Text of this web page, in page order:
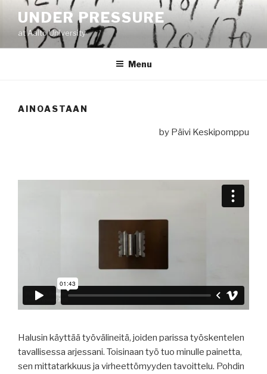
content
UNDER PRESSURE
at Aalto University
Menu
AINOASTAAN
by Päivi Keskipomppu
Halusin käyttää työvälineitä, joiden parissa työskentelen
tavallisessa arjessani. Toisinaan työ tuo minulle painetta,
sen mittatarkkuus ja virheettömyyden tavoittelu. Pohdin